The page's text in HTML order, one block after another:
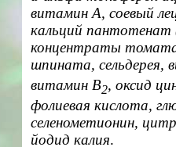
витамин А, соевый
кальций пантотенат
концентраты
шпината, сельдерея,
витамин В2, оксид
фолиевая кислота,
селенометионин,
йодид калия.